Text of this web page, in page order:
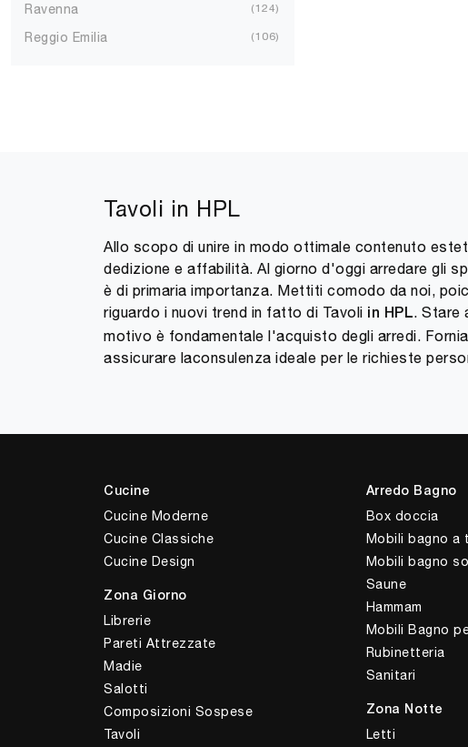
Ravenna 124
Reggio Emilia 106
Tavoli in HPL
Allo scopo di unire in modo ottimale contenuto
dedizione e affabilità. Al giorno d'oggi arredare gli
è di primaria importanza. Mettiti comodo da noi,
riguardo i nuovi trend in fatto di Tavoli
in HPL. Stare
motivo è fondamentale l'acquisto degli arredi.
assicurare laconsulenza ideale per le richieste
Cucine
Cucine Moderne
Cucine Classiche
Cucine Design
Zona Giorno
Librerie
Pareti Attrezzate
Madie
Salotti
Composizioni Sospese
Tavoli
Arredo Bagno
Box doccia
Mobili bagno a
Mobili bagno
Saune
Hammam
Mobili Bagno
Rubinetteria
Sanitari
Zona Notte
Letti